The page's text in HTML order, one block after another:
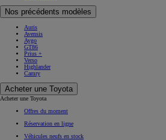
Nos précédents modèles
Auris
Avensis
Aygo
GT86
Prius +
Verso
Highlander
Camry
Acheter une Toyota
Acheter une Toyota
Offres du moment
Réservation en ligne
Véhicules neufs en stock